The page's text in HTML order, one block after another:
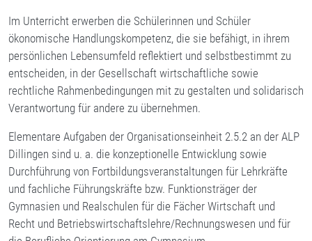
Im Unterricht erwerben die Schülerinnen und Schüler
ökonomische Handlungskompetenz, die sie befähigt, in ihrem
persönlichen Lebensumfeld reflektiert und selbstbestimmt zu
entscheiden, in der Gesellschaft wirtschaftliche sowie
rechtliche Rahmenbedingungen mit zu gestalten und solidarisch
Verantwortung für andere zu übernehmen.
Elementare Aufgaben der Organisationseinheit 2.5.2 an der ALP
Dillingen sind u. a. die konzeptionelle Entwicklung sowie
Durchführung von Fortbildungsveranstaltungen für Lehrkräfte
und fachliche Führungskräfte bzw. Funktionsträger der
Gymnasien und Realschulen für die Fächer Wirtschaft und
Recht und Betriebswirtschaftslehre/Rechnungswesen und für